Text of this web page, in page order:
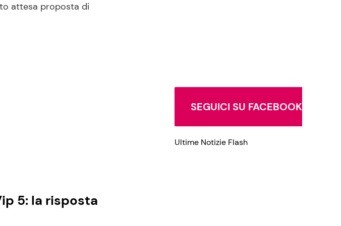
attesa proposta di
5: la risposta
SEGUICI SU FACEBOOK
Ultime Notizie Flash